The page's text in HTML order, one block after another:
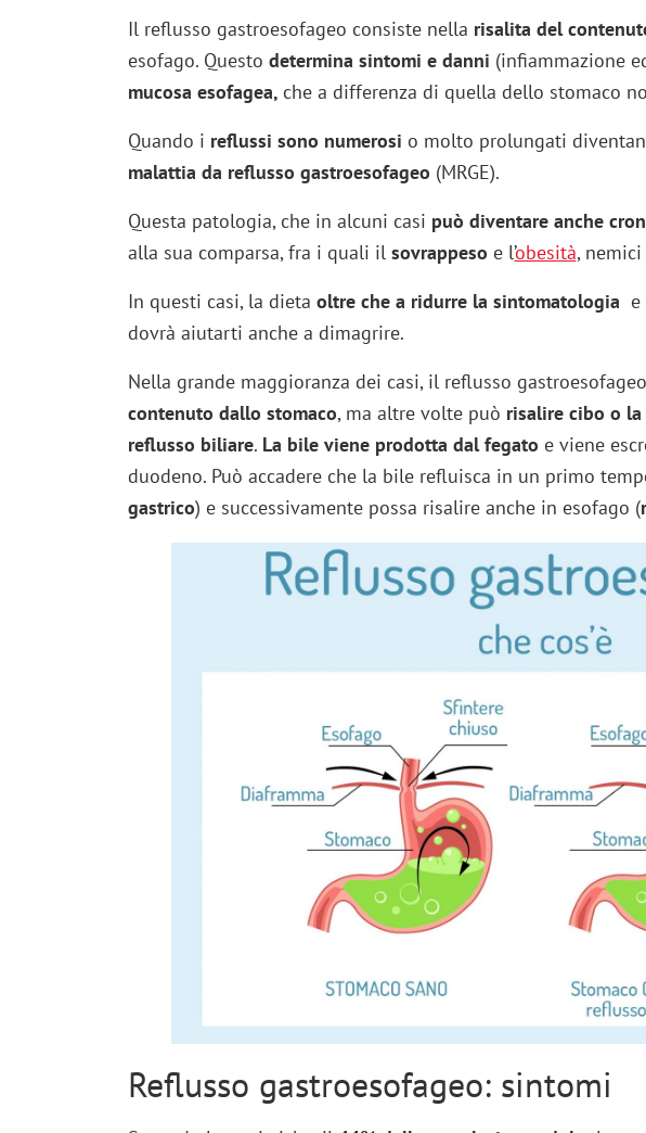
Il reflusso gastroesofageo consiste nella risalita del
esofago. Questo determina sintomi e danni (infiammazione
mucosa esofagea, che a differenza di quella dello stomaco
Quando i reflussi sono numerosi o molto prolungati
malattia da reflusso gastroesofageo (MRGE).
Questa patologia, che in alcuni casi può diventare anche
alla sua comparsa, fra i quali il sovrappeso e l’obesità,
In questi casi, la dieta oltre che a ridurre la sintomatologia
dovrà aiutarti anche a dimagrire.
Nella grande maggioranza dei casi, il reflusso
contenuto dallo stomaco, ma altre volte può risalire cibo o
reflusso biliare. La bile viene prodotta dal fegato e viene
duodeno. Può accadere che la bile refluisca in un primo
gastrico) e successivamente possa risalire anche in esofago (
Reflusso gastroesofageo: sintomi